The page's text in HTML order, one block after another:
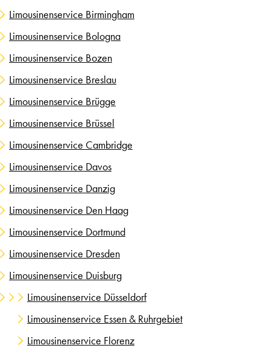
Limousinenservice Birmingham
Limousinenservice Bologna
Limousinenservice Bozen
Limousinenservice Breslau
Limousinenservice Brügge
Limousinenservice Brüssel
Limousinenservice Cambridge
Limousinenservice Davos
Limousinenservice Danzig
Limousinenservice Den Haag
Limousinenservice Dortmund
Limousinenservice Dresden
Limousinenservice Duisburg
Limousinenservice Düsseldorf
Limousinenservice Essen & Ruhrgebiet
Limousinenservice Florenz